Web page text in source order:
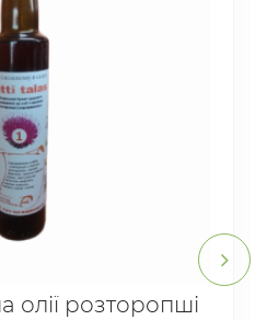
олії розторопші